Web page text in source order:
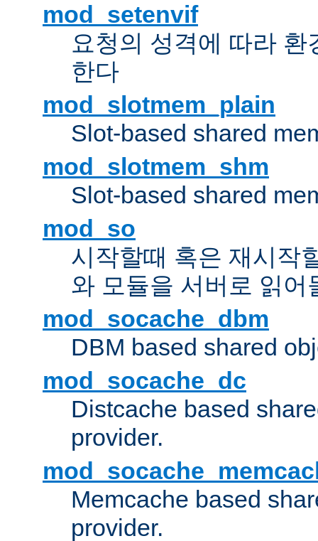
mod_setenvif
요청의 성격에 따라
한다
mod_slotmem_plain
Slot-based shared
mod_slotmem_shm
Slot-based shared
mod_so
시작할때 혹은 재시작
와 모듈을 서버로 읽어
mod_socache_dbm
DBM based shared
mod_socache_dc
Distcache based
provider.
Memcache based
provider.